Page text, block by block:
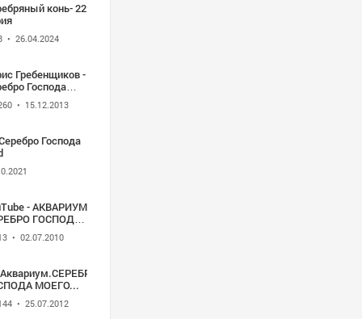
конь- 22
• 26.04.2024
Гребенщиков -
Господа
• 15.12.2013
Господа
- АКВАРИУМ
ГОСПОДА
Б1 23 10 2009
• 02.07.2010
МОЕГО...
• 25.07.2012